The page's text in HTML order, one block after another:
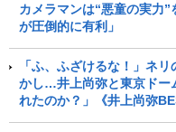
カメラマンは“悪童の実力
が圧倒的に有利」
「ふ、ふざけるな！」ネ
かし…井上尚弥と東京ドー
れたのか？」《井上尚弥